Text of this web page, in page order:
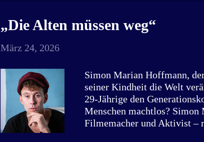
einer Plattform für
Videos, Fotos und Texten
„Die Alten müssen weg“
März 24, 2026
Simon Marian Hoffmann,
seiner Kindheit die Welt
29-Jährige den
Menschen machtlos?
Filmemacher und Aktivist –